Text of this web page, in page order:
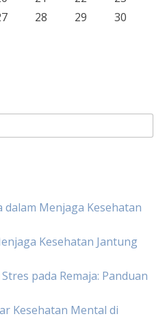
28 29
30
dalam Menjaga Kesehatan
Kesehatan Jantung
pada Remaja: Panduan
Kesehatan Mental di